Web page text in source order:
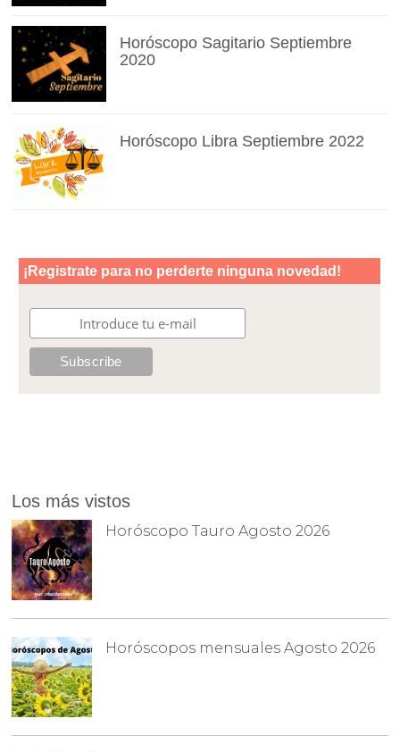
Horóscopo Sagitario Septiembre
2020
Horóscopo Libra Septiembre 2022
Los más vistos
Horóscopo Tauro Agosto 2026
Horóscopos mensuales Agosto 2026